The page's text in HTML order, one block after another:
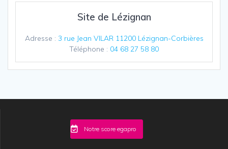
Site de Lézignan
Adresse : 3 rue Jean VILAR 11200 Lézignan-Corbières
Téléphone : 04 68 27 58 80
Notre score egapro